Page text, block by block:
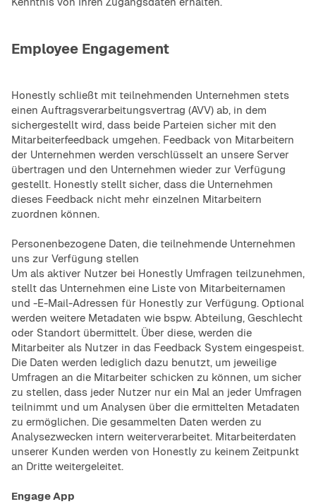
Employee Engagement
Honestly schließt mit teilnehmenden Unternehmen stets
einen Auftragsverarbeitungsvertrag (AVV) ab, in dem
sichergestellt wird, dass beide Parteien sicher mit den
Mitarbeiterfeedback umgehen. Feedback von Mitarbeitern
der Unternehmen werden verschlüsselt an unsere Server
übertragen und den Unternehmen wieder zur Verfügung
gestellt. Honestly stellt sicher, dass die Unternehmen
dieses Feedback nicht mehr einzelnen Mitarbeitern
zuordnen können.
Personenbezogene Daten, die teilnehmende Unternehmen
uns zur Verfügung stellen
Um als aktiver Nutzer bei Honestly Umfragen teilzunehmen,
stellt das Unternehmen eine Liste von Mitarbeiternamen
und -E-Mail-Adressen für Honestly zur Verfügung. Optional
werden weitere Metadaten wie bspw. Abteilung, Geschlecht
oder Standort übermittelt. Über diese, werden die
Mitarbeiter als Nutzer in das Feedback System eingespeist.
Die Daten werden lediglich dazu benutzt, um jeweilige
Umfragen an die Mitarbeiter schicken zu können, um sicher
zu stellen, dass jeder Nutzer nur ein Mal an jeder Umfragen
teilnimmt und um Analysen über die ermittelten Metadaten
zu ermöglichen. Die gesammelten Daten werden zu
Analysezwecken intern weiterverarbeitet. Mitarbeiterdaten
unserer Kunden werden von Honestly zu keinem Zeitpunkt
an Dritte weitergeleitet.
Engage App